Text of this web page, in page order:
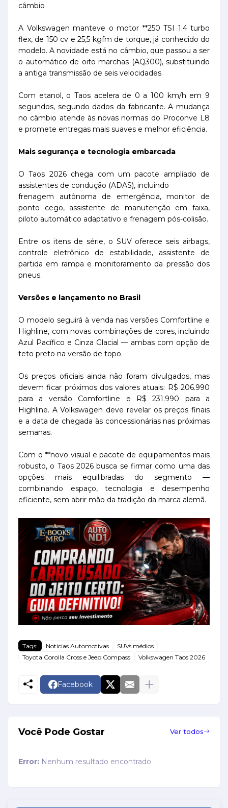
câmbio
A Volkswagen manteve o motor **250 TSI 1.4 turbo
flex, de 150 cv e 25,5 kgfm de torque, já conhecido do
modelo. A novidade está no câmbio, que passou a ser
o automático de oito marchas (AQ300), substituindo
a antiga transmissão de seis velocidades.
Com etanol, o Taos acelera de 0 a 100 km/h em 9
segundos, segundo dados da fabricante. A mudança
no câmbio atende às novas normas do Proconve L8
e promete entregas mais suaves e melhor eficiência.
Mais segurança e tecnologia embarcada
O Taos 2026 chega com um pacote ampliado de
assistentes de condução (ADAS), incluindo
frenagem autônoma de emergência, monitor de
ponto cego, assistente de manutenção em faixa,
piloto automático adaptativo e frenagem pós-colisão.
Entre os itens de série, o SUV oferece seis airbags,
controle eletrônico de estabilidade, assistente de
partida em rampa e monitoramento da pressão dos
pneus.
Versões e lançamento no Brasil
O modelo seguirá à venda nas versões Comfortline e
Highline, com novas combinações de cores, incluindo
Azul Pacífico e Cinza Glacial — ambas com opção de
teto preto na versão de topo.
Os preços oficiais ainda não foram divulgados, mas
devem ficar próximos dos valores atuais: R$ 206.990
para a versão Comfortline e R$ 231.990 para a
Highline. A Volkswagen deve revelar os preços finais
e a data de chegada às concessionárias nas próximas
semanas.
Com o **novo visual e pacote de equipamentos mais
robusto, o Taos 2026 busca se firmar como uma das
opções mais equilibradas do segmento —
combinando espaço, tecnologia e desempenho
eficiente, sem abrir mão da tradição da marca alemã.
Tags: Noticias Automotivas
SUVs médios
Toyota Corolla Cross e Jeep Compass
Volkswagen Taos 2026
Facebook
Você Pode Gostar Ver todos
Error: Nenhum resultado encontrado